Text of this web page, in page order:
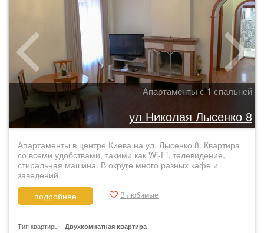
Апартаменты с 1 спальней
ул Николая Лысенко 8
Апартаменты в центре Киева на ул. Лысенко 8. Квартира
со всеми удобствами, такими как Wi-Fi, телевидение,
стиральная машина. В округе много разных кафе и
заведений.
подробнее
В любимые
Тип квартиры - Двухкомнатная квартира